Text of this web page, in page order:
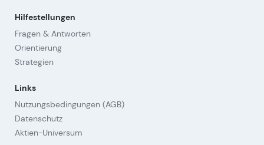
Hilfestellungen
Fragen & Antworten
Orientierung
Strategien
Links
Nutzungsbedingungen (AGB)
Datenschutz
Aktien-Universum